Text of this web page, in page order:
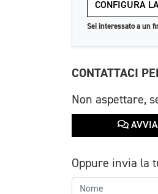
CONFIGURA
Sei interessato a un
CONTATTACI
Non aspettare,
AVVIA
Oppure invia la